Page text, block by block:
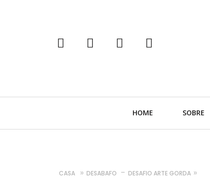
tumblr instagramfacebook
HOME SOBRE
CASA DESABAFO DESAFIO ARTE GORDA